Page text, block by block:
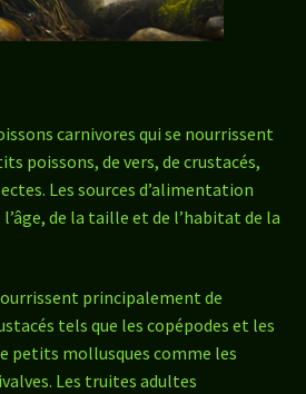
carnivores qui se nourrissent
poissons, de vers, de crustacés,
Les sources d’alimentation
de la taille et de l’habitat de la
principalement de
tels que les copépodes et les
petits mollusques comme les
Les truites adultes